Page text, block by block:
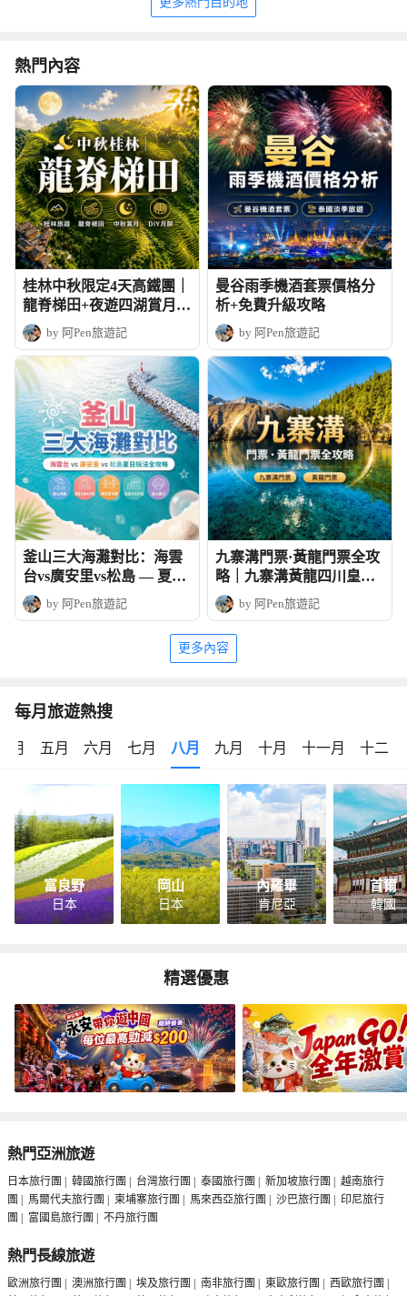
熱門內容
桂林中秋限定4天高鐵團｜
龍脊梯田+夜遊四湖賞月+
DIY月餅
by 阿Pen旅遊記
曼谷雨季機酒套票價格分
析+免費升級攻略
by 阿Pen旅遊記
釜山三大海灘對比：海雲
台vs廣安里vs松島 — 夏日
玩法全攻略
by 阿Pen旅遊記
九寨溝門票·黃龍門票全攻
略｜九寨溝黃龍四川皇牌
深度6天團
by 阿Pen旅遊記
更多內容
每月旅遊熱搜
月 五月 六月 七月 八月 九月 十月 十一月 十二月
富良野
日本
岡山
日本
內羅畢
肯尼亞
首爾
韓國
精選優惠
熱門亞洲旅遊
日本旅行團 | 韓國旅行團 | 台灣旅行團 | 泰國旅行團 | 新加坡旅行團 | 越南旅行
團 | 馬爾代夫旅行團 | 柬埔寨旅行團 | 馬來西亞旅行團 | 沙巴旅行團 | 印尼旅行
團 | 富國島旅行團 | 不丹旅行團
熱門長線旅遊
歐洲旅行團 | 澳洲旅行團 | 埃及旅行團 | 南非旅行團 | 東歐旅行團 | 西歐旅行團 |